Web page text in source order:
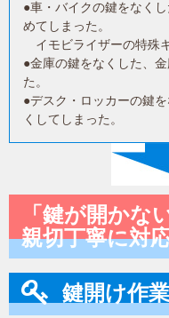
●車・バイクの鍵をなく
めてしまった。
イモビライザーの特殊
●金庫の鍵をなくした、
た。
●デスク・ロッカーの鍵
くしてしまった。
「鍵が開かな
親切丁寧に対
鍵開け作